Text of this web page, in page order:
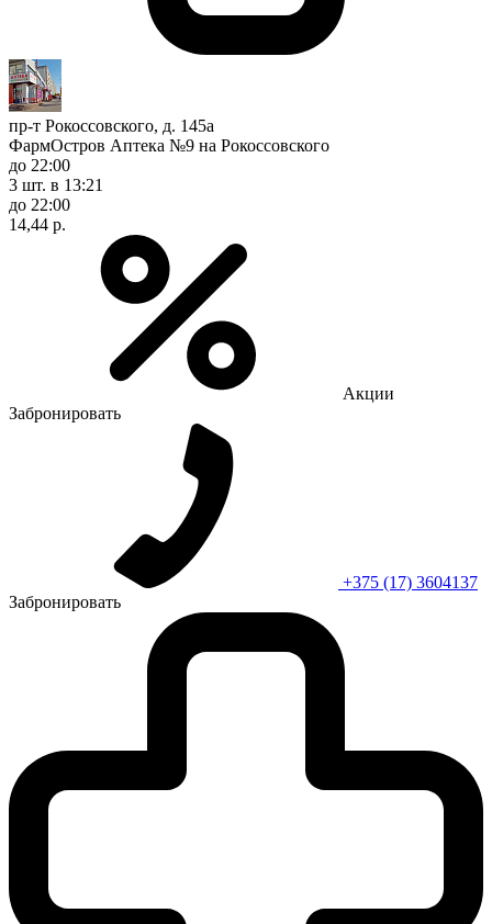
пр-т Рокоссовского, д. 145а
ФармОстров Аптека №9 на Рокоссовского
до 22:00
3 шт. в 13:21
до 22:00
14,44 р.
Акции
Забронировать
+375 (17) 3604137
Забронировать